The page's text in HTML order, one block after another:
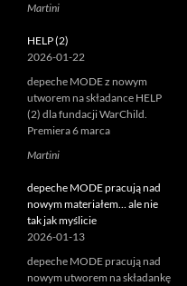
Martini
HELP (2)
2026-01-22
depeche MODE z nowym
utworem na składance HELP
(2) dla fundacji WarChild.
Premiera 6 marca
Martini
depeche MODE pracują nad
nowym materiałem… ale nie
tak jak myślicie
2026-01-13
depeche MODE pracują nad
nowym utworem na składankę